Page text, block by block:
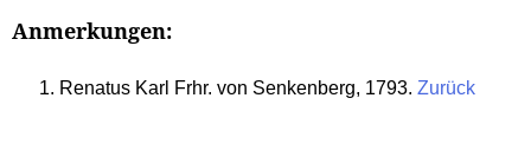
Anmerkungen:
Renatus Karl Frhr. von Senkenberg, 1793. Zurück